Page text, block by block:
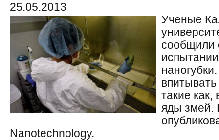
25.05.2013
Ученые
сообщили
такие
яды змей.
Nanotechnology.